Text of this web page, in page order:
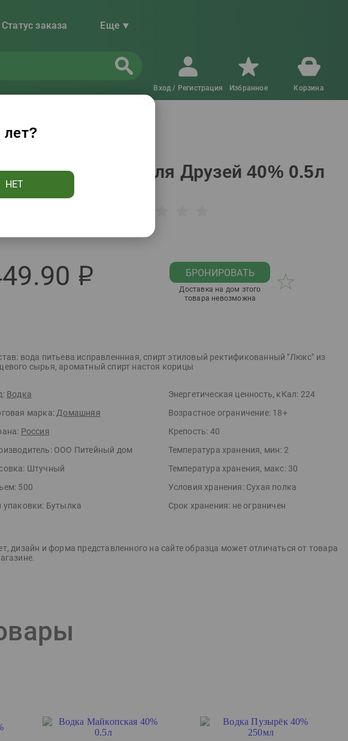
Статус заказа Еще
Вход / Регистрация Избранное Корзина
Домашняя для Друзей 40% 0.5л
р БРОНИРОВАТЬ
Доставка на дом этого
товара невозможна
вода питьева исправленнная, спирт этиловый ректификованный "Люкс" из
сырья, ароматный спирт настоя корицы
Водка
марка: Домашняя
Россия
ООО Питейный дом
Штучный
500
упаковки: Бутылка
Энергетическая ценность, кКал: 224
Возрастное ограничение: 18+
Крепость: 40
Температура хранения, мин: 2
Температура хранения, макс: 30
Условия хранения: Сухая полка
Срок хранения: не ограничен
дизайн и форма представленного на сайте образца может отличаться от товара
НЕТ